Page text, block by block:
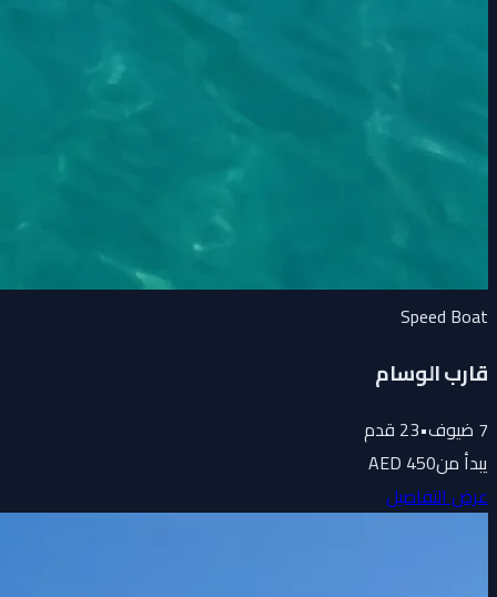
Speed Boat
قارب الوسام
ضيوف•
23 قدم
يبدأ من450 AED
عرض التفاصيل